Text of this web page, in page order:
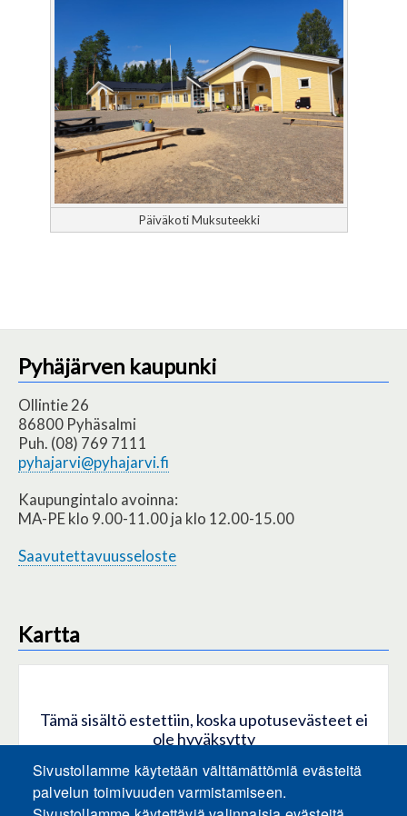
Päiväkoti Muksuteekki
Pyhäjärven kaupunki
Ollintie 26
86800 Pyhäsalmi
Puh. (08) 769 7111
pyhajarvi@pyhajarvi.fi
Kaupungintalo avoinna:
MA-PE klo 9.00-11.00 ja klo 12.00-15.00
Saavutettavuusseloste
Kartta
Tämä sisältö estettiin, koska upotusevästeet ei
ole hyväksytty
HYVÄKSY KAIKKI EVÄSTEET
Sivustollamme käytetään välttämättömiä evästeitä
palvelun toimivuuden varmistamiseen.